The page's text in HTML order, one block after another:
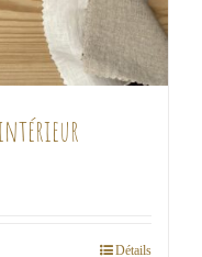
Détails